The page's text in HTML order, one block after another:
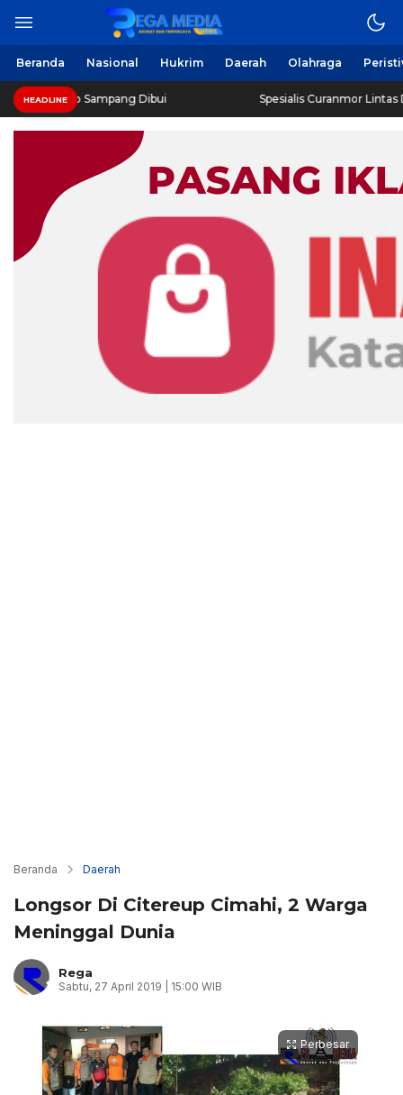
Beranda Nasional Hukrim Daerah Olahraga
HEADLINE
Sampang Dibui Spesialis Curanmor Lintas Daerah
Beranda Daerah
Longsor Di Citereup Cimahi, 2 Warga
Meninggal Dunia
Rega
Sabtu, 27 April 2019 | 15:00 WIB
Perbesar